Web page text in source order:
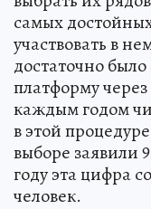
самых
участвовать в
достаточно
платформу через
каждым годом
в этой
выборе заявили
году эта цифра
человек.